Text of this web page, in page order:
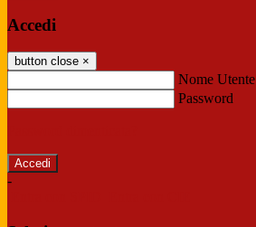
Accedi
button close ×
Nome Utente
Password
-